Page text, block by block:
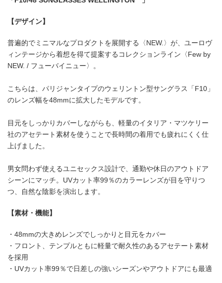
【デザイン】
普遍的でミニマルなプロダクトを展開する〈NEW.〉が、ユーロヴ
ィンテージから着想を得て提案するコレクションライン〈Few by
NEW. / フューバイニュー〉。
こちらは、パリジャンタイプのウェリントン型サングラス「F10」
のレンズ幅を48mmに拡大したモデルです。
目元をしっかりカバーしながらも、軽量のイタリア・マツケリー
社のアセテート素材を使うことで長時間の着用でも疲れにくく仕
上げました。
男女問わず使えるユニセックス設計で、通勤や休日のアウトドア
シーンにマッチ。UVカット率99％のカラーレンズが目を守りつ
つ、自然な陰影を演出します。
【素材・機能】
・48mmの大きめレンズでしっかりと目元をカバー
・フロント、テンプルともに軽量で耐久性のあるアセテート素材
を採用
・UVカット率99％で日差しの強いシーズンやアウトドアにも最適